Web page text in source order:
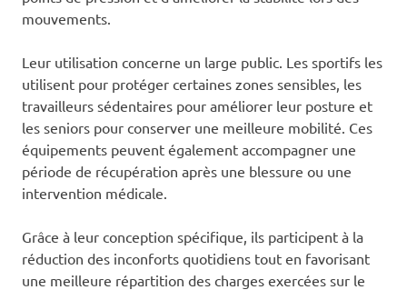
mouvements.
Leur utilisation concerne un large public. Les sportifs les
utilisent pour protéger certaines zones sensibles, les
travailleurs sédentaires pour améliorer leur posture et
les seniors pour conserver une meilleure mobilité. Ces
équipements peuvent également accompagner une
période de récupération après une blessure ou une
intervention médicale.
Grâce à leur conception spécifique, ils participent à la
réduction des inconforts quotidiens tout en favorisant
une meilleure répartition des charges exercées sur le